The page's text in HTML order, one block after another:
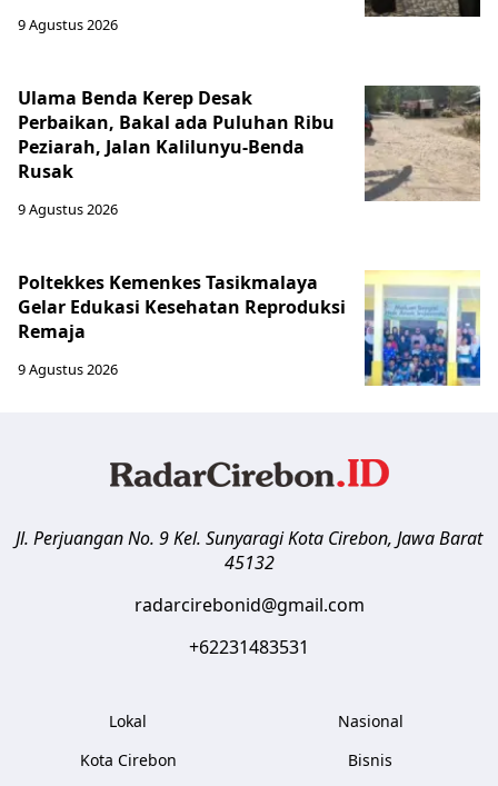
9 Agustus 2026
Ulama Benda Kerep Desak
Perbaikan, Bakal ada Puluhan Ribu
Peziarah, Jalan Kalilunyu-Benda
Rusak
9 Agustus 2026
Poltekkes Kemenkes Tasikmalaya
Gelar Edukasi Kesehatan Reproduksi
Remaja
9 Agustus 2026
Jl. Perjuangan No. 9 Kel. SunyaragiKota Cirebon, Jawa Barat
45132
radarcirebonid@gmail.com
+62231483531
Lokal
Kota Cirebon
Nasional
Bisnis